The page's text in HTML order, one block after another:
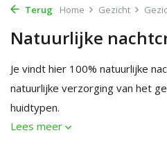
Terug Home Gezicht
Natuurlijke
Je vindt hier 100% natuurlijke
natuurlijke verzorging van het
huidtypen.
Lees meer